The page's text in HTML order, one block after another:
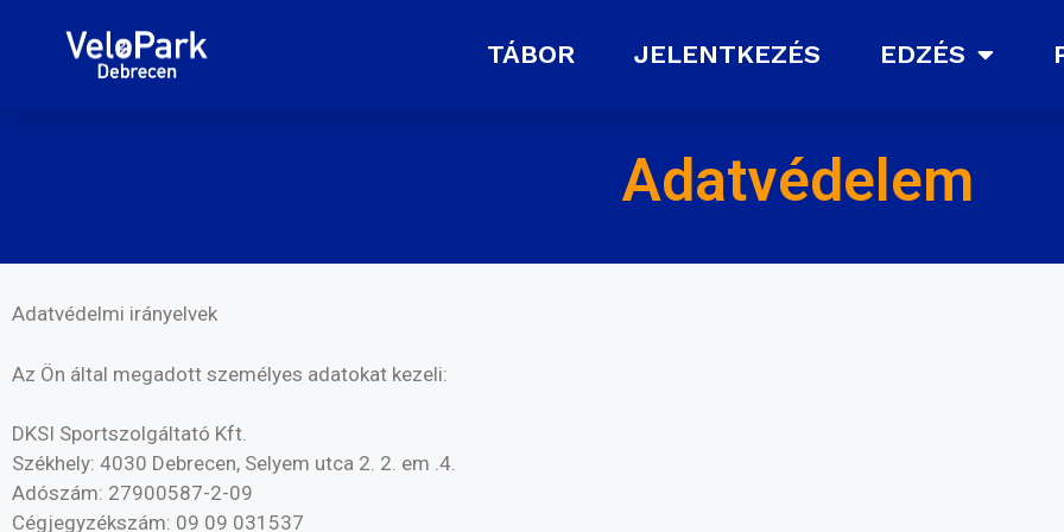
TÁBOR JELENTKEZÉS EDZÉS
Adatvédelem
Adatvédelmi irányelvek
Az Ön által megadott személyes adatokat kezeli:
DKSI Sportszolgáltató Kft.
Székhely: 4030 Debrecen, Selyem utca 2. 2. em .4.
Adószám: 27900587-2-09
Cégjegyzékszám: 09 09 031537